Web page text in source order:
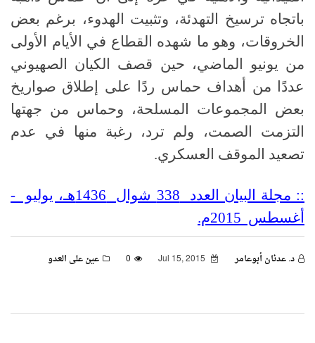
باتجاه ترسيخ التهدئة، وتثبيت الهدوء، برغم بعض
الخروقات، وهو ما شهده القطاع في الأيام الأولى
من يونيو الماضي، حين قصف الكيان الصهيوني
عددًا من أهداف حماس ردًا على إطلاق صواريخ
بعض المجموعات المسلحة، وحماس من جهتها
التزمت الصمت، ولم ترد، رغبة منها في عدم
تصعيد الموقف العسكري.
:: مجلة البيان العدد 338 شوال 1436هـ، يوليو -
أغسطس 2015م.
د. عدنان أبوعامر 0 عين على العدو